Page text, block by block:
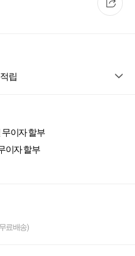
립
무이자 할부
이자 할부
료배송)